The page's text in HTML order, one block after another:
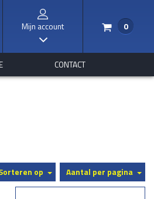
Mijn account
I
/ 0
CONTACT
Aantal per pagina
op